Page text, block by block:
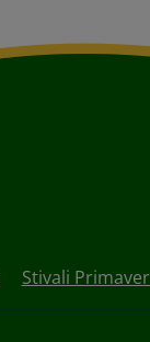
Stivali